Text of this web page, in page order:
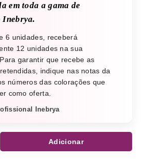
em toda a gama de
Inebrya.
6 unidades, receberá
12 unidades na sua
garantir que recebe as
indique nas notas da
números das colorações que
como oferta.
Inebrya
Adicionar